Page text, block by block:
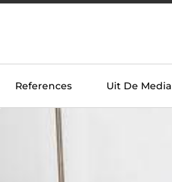
References Uit De Media